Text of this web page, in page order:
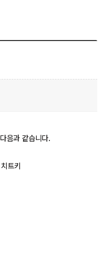
음과 같습니다.
트키